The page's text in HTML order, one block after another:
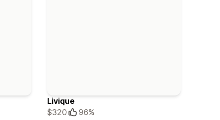
Livique
$320
96%